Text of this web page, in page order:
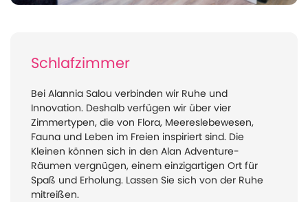
Schlafzimmer
Bei Alannia Salou verbinden wir Ruhe und
Innovation. Deshalb verfügen wir über vier
Zimmertypen, die von Flora, Meereslebewesen,
Fauna und Leben im Freien inspiriert sind. Die
Kleinen können sich in den Alan Adventure-
Räumen vergnügen, einem einzigartigen Ort für
Spaß und Erholung. Lassen Sie sich von der Ruhe
mitreißen.